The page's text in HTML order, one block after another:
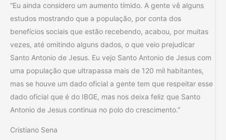
“Eu ainda considero um aumento tímido. A gente vê alguns
estudos mostrando que a população, por conta dos
benefícios sociais que estão recebendo, acabou, por muitas
vezes, até omitindo alguns dados, o que veio prejudicar
Santo Antonio de Jesus. Eu vejo Santo Antonio de Jesus com
uma população que ultrapassa mais de 120 mil habitantes,
mas se houve um dado oficial a gente tem que respeitar esse
dado oficial que é do IBGE, mas nos deixa feliz que Santo
Antonio de Jesus continua no polo do crescimento.”
Cristiano Sena